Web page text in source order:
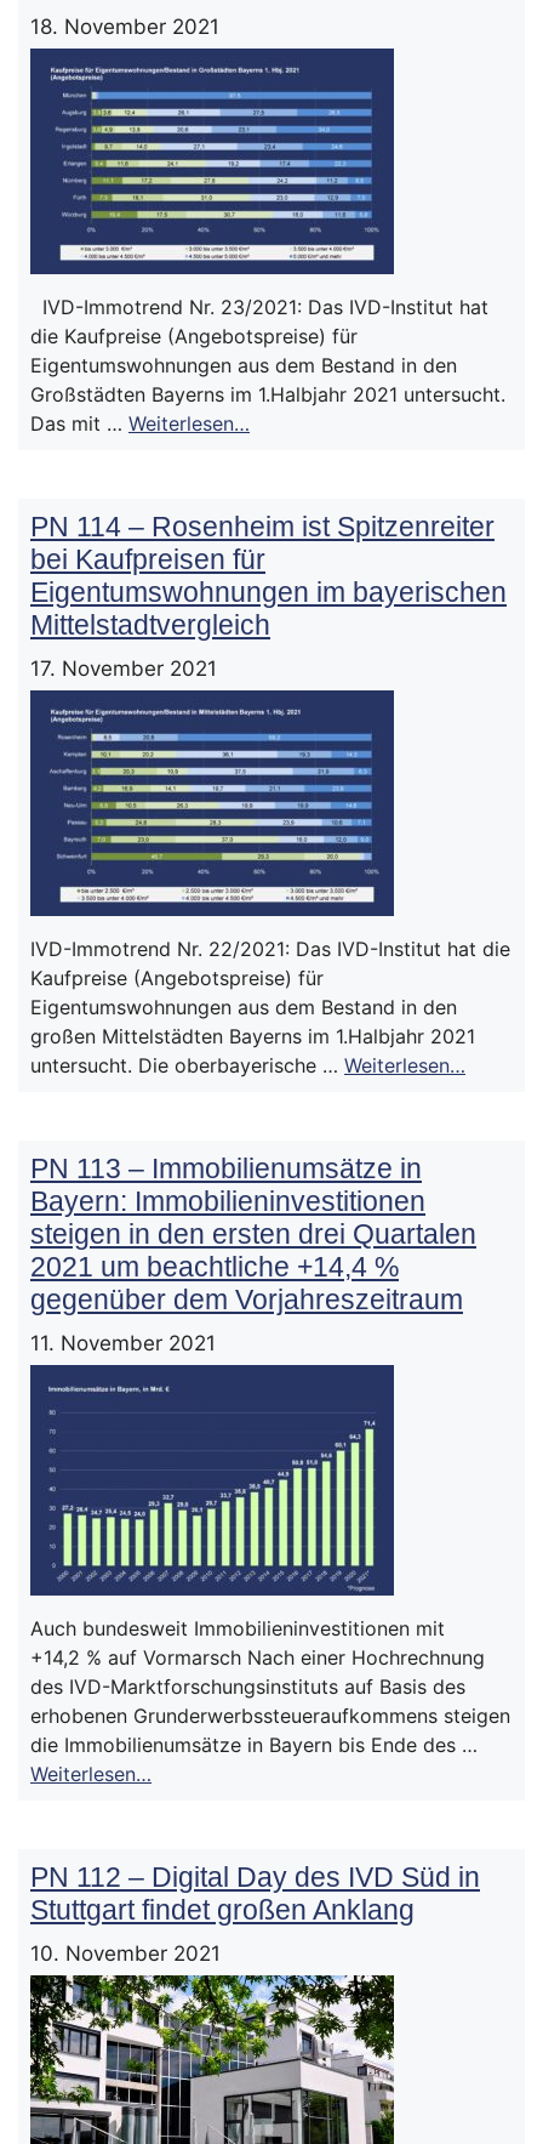
18. November 2021
IVD-Immotrend Nr. 23/2021: Das IVD-Institut hat
die Kaufpreise (Angebotspreise) für
Eigentumswohnungen aus dem Bestand in den
Großstädten Bayerns im 1.Halbjahr 2021 untersucht.
Das mit … Weiterlesen…
PN 114 – Rosenheim ist Spitzenreiter
bei Kaufpreisen für
Eigentumswohnungen im bayerischen
Mittelstadtvergleich
17. November 2021
IVD-Immotrend Nr. 22/2021: Das IVD-Institut hat die
Kaufpreise (Angebotspreise) für
Eigentumswohnungen aus dem Bestand in den
großen Mittelstädten Bayerns im 1.Halbjahr 2021
untersucht. Die oberbayerische … Weiterlesen…
PN 113 – Immobilienumsätze in
Bayern: Immobilieninvestitionen
steigen in den ersten drei Quartalen
2021 um beachtliche +14,4 %
gegenüber dem Vorjahreszeitraum
11. November 2021
Auch bundesweit Immobilieninvestitionen mit
+14,2 % auf Vormarsch Nach einer Hochrechnung
des IVD-Marktforschungsinstituts auf Basis des
erhobenen Grunderwerbssteueraufkommens steigen
die Immobilienumsätze in Bayern bis Ende des …
Weiterlesen…
PN 112 – Digital Day des IVD Süd in
Stuttgart findet großen Anklang
10. November 2021